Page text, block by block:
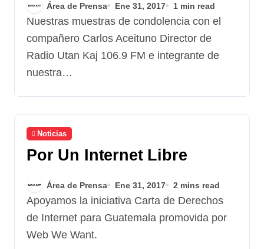
Área de Prensa Ene 31, 2017 1 min read
Nuestras muestras de condolencia con el
compañero Carlos Aceituno Director de
Radio Utan Kaj 106.9 FM e integrante de
nuestra…
Noticias
Por Un Internet Libre
Área de Prensa Ene 31, 2017 2 mins read
Apoyamos la iniciativa Carta de Derechos
de Internet para Guatemala promovida por
Web We Want.